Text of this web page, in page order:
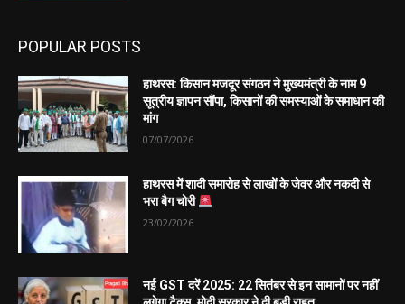
POPULAR POSTS
हाथरस: किसान मजदूर संगठन ने मुख्यमंत्री के नाम 9
सूत्रीय ज्ञापन सौंपा, किसानों की समस्याओं के समाधान की
मांग
07/07/2026
हाथरस में शादी समारोह से लाखों के जेवर और नकदी से
भरा बैग चोरी
23/02/2026
नई GST दरें 2025: 22 सितंबर से इन सामानों पर नहीं